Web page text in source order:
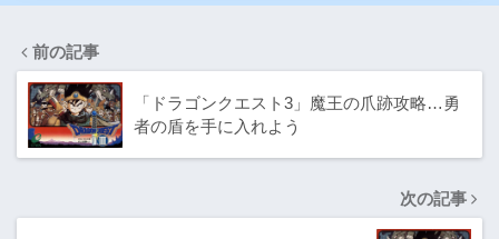
前の記事
「ドラゴンクエスト3」魔王の爪跡攻略…勇
者の盾を手に入れよう
次の記事